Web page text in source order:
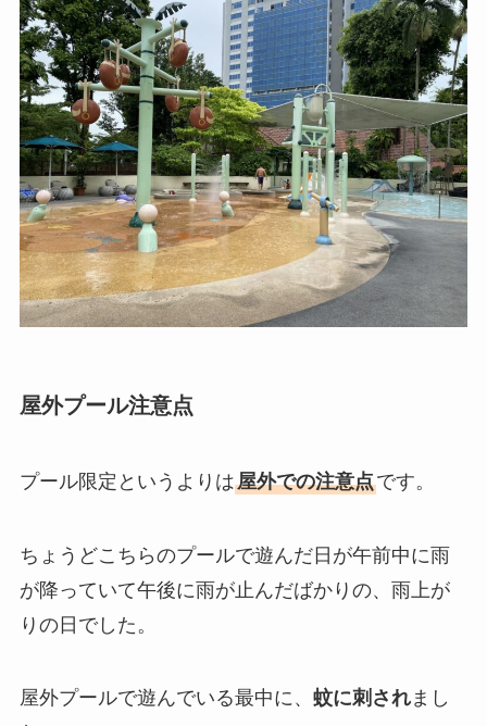
屋外プール注意点
プール限定というよりは屋外での注意点です。
ちょうどこちらのプールで遊んだ日が午前中に雨
が降っていて午後に雨が止んだばかりの、雨上が
りの日でした。
屋外プールで遊んでいる最中に、 蚊に刺されまし